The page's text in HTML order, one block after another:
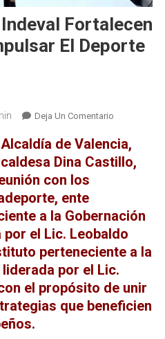
Fortalecen
El Deporte
Deja Un ComentarioEn
E
Indeval
Para
Impulsar
El
Deporte
En
Carabobo
de Valencia,
Dina Castillo,
con los
ente
a la Gobernación
el Lic. Leobaldo
perteneciente a la
por el Lic.
el propósito de unir
que beneficien